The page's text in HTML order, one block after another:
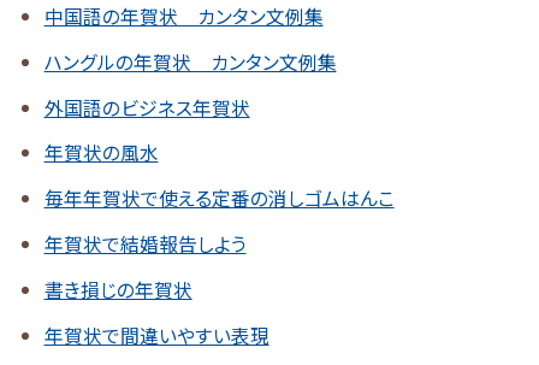
中国語の年賀状 カンタン文例集
ハングルの年賀状 カンタン文例集
外国語のビジネス年賀状
年賀状の風水
毎年年賀状で使える定番の消しゴムはんこ
年賀状で結婚報告しよう
書き損じの年賀状
年賀状で間違いやすい表現